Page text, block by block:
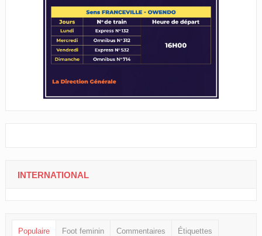
INTERNATIONAL
Populaire Foot feminin Commentaires Étiquettes